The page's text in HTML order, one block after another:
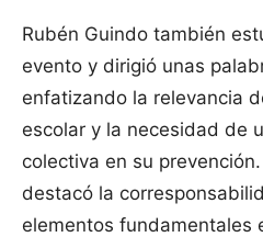
Rubén Guindo también
evento y dirigió unas
enfatizando la relevancia
escolar y la necesidad de
colectiva en su
destacó la
elementos fundamentales